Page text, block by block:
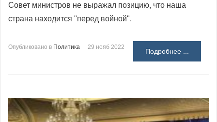
Совет министров не выражал позицию, что наша
страна находится "перед войной".
Опубликовано в Политика 29 нояб 2022
Подробнее ...